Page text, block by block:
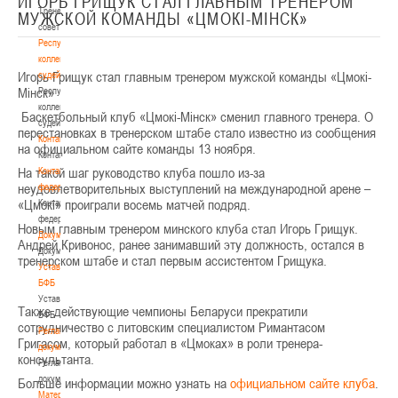
Тренерский
совет
Республиканская
коллегия
судей
Республиканская
коллегия
судей
Контакты
Контакты
Контакты
федерации
Контакты
федерации
Документы
Документы
Устав
БФБ
Устав
БФБ
Регламентирующие
документы
Регламентирующие
документы
Материалы
МУЖСКОЙ КОМАНДЫ «ЦМОКI-МIНСК»
Игорь Грищук стал главным тренером мужской команды «Цмокi-
Мiнск»
Баскетбольный клуб «Цмокi-Мiнск» сменил главного тренера. О
перестановках в тренерском штабе стало известно из сообщения
на официальном сайте команды 13 ноября.
На такой шаг руководство клуба пошло из-за
неудовлетворительных выступлений на международной арене –
«Цмокi» проиграли восемь матчей подряд.
Новым главным тренером минского клуба стал Игорь Грищук.
Андрей Кривонос, ранее занимавший эту должность, остался в
тренерском штабе и стал первым ассистентом Грищука.
Также действующие чемпионы Беларуси прекратили
сотрудничество с литовским специалистом Римантасом
Григасом, который работал в «Цмоках» в роли тренера-
консультанта.
Больше информации можно узнать на официальном сайте клуба